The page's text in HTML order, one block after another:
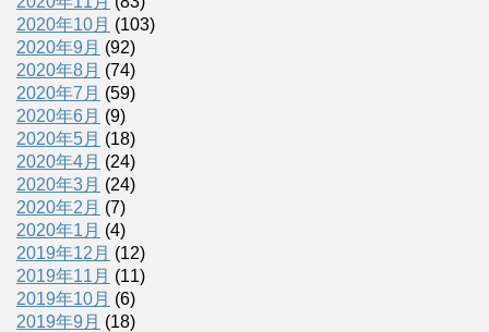
2020年10月 (103)
2020年9月 (92)
2020年8月 (74)
2020年7月 (59)
2020年6月 (9)
2020年5月 (18)
2020年4月 (24)
2020年3月 (24)
2020年2月 (7)
2020年1月 (4)
2019年12月 (12)
2019年11月 (11)
2019年10月 (6)
2019年9月 (18)